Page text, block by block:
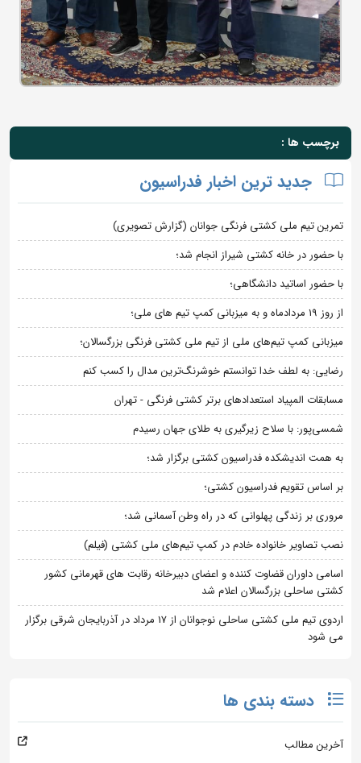
برچسب ها :
جدید ترین اخبار فدراسیون
تمرین تیم ملی کشتی فرنگی جوانان (گزارش تصویری)
با حضور در خانه کشتی شیراز انجام شد؛
با حضور اساتید دانشگاهی؛
از روز 19 مردادماه و به میزبانی کمپ تیم های ملی؛
میزبانی کمپ تیم‌های ملی از تیم ملی کشتی فرنگی بزرگسالان؛
رضایی: به لطف خدا توانستم خوشرنگ‌ترین مدال را کسب کنم
مسابقات المپیاد استعدادهای برتر کشتی فرنگی - تهران
شمسی‌پور: با سلاح زیرگیری به طلای جهان رسیدم
به همت اندیشکده فدراسیون کشتی برگزار شد؛
بر اساس تقویم فدراسیون کشتی؛
مروری بر زندگی پهلوانی که در راه وطن آسمانی شد؛
نصب تصاویر خانواده خادم در کمپ تیم‌های ملی کشتی (فیلم)
اسامی داوران قضاوت کننده و اعضای دبیرخانه رقابت های قهرمانی کشور
کشتی ساحلی بزرگسالان اعلام شد
اردوی تیم ملی کشتی ساحلی نوجوانان از 17 مرداد در آذربایجان شرقی برگزار
می شود
دسته بندی ها
آخرین مطالب